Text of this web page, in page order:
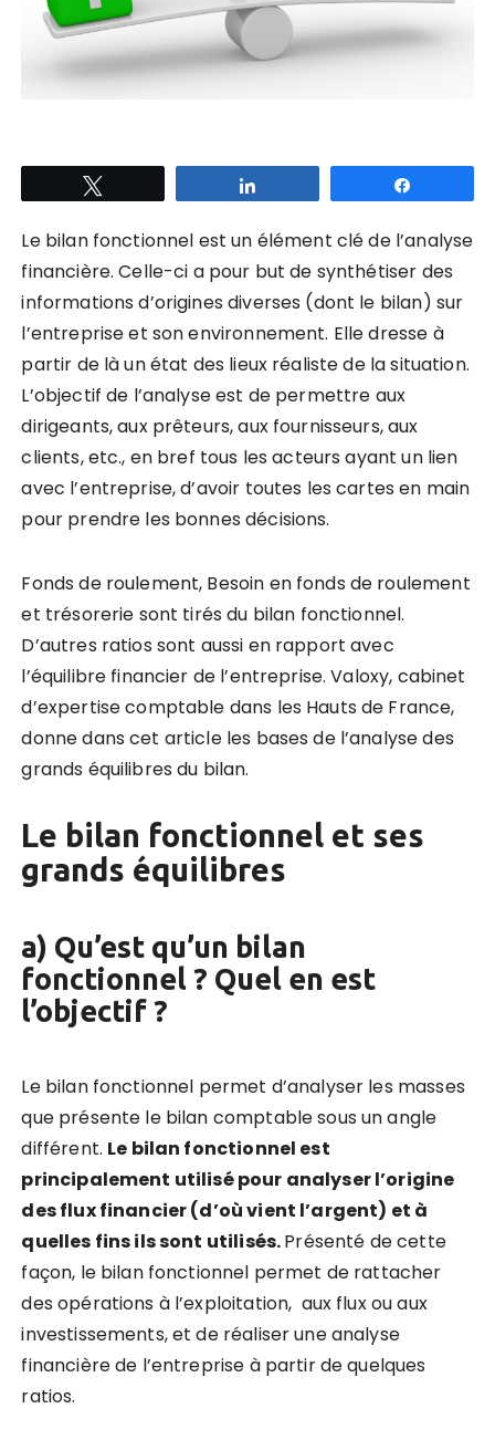
Le bilan fonctionnel est un élément clé de l’analyse
financière. Celle-ci a pour but de synthétiser des
informations d’origines diverses (dont le bilan) sur
l’entreprise et son environnement. Elle dresse à
partir de là un état des lieux réaliste de la situation.
L’objectif de l’analyse est de permettre aux
dirigeants, aux prêteurs, aux fournisseurs, aux
clients, etc., en bref tous les acteurs ayant un lien
avec l’entreprise, d’avoir toutes les cartes en main
pour prendre les bonnes décisions.
Fonds de roulement, Besoin en fonds de roulement
et trésorerie sont tirés du bilan fonctionnel.
D’autres ratios sont aussi en rapport avec
l’équilibre financier de l’entreprise. Valoxy, cabinet
d’expertise comptable dans les Hauts de France,
donne dans cet article les bases de l’analyse des
grands équilibres du bilan.
Le bilan fonctionnel et ses
grands équilibres
a) Qu’est qu’un bilan
fonctionnel ? Quel en est
l’objectif ?
Le bilan fonctionnel permet d’analyser les masses
que présente le bilan comptable sous un angle
différent. Le bilan fonctionnel est
principalement utilisé pour analyser l’origine
des flux financier (d’où vient l’argent) et à
quelles fins ils sont utilisés.Présenté de cette
façon, le bilan fonctionnel permet de rattacher
des opérations à l’exploitation, aux flux ou aux
investissements, et de réaliser une analyse
financière de l’entreprise à partir de quelques
ratios.